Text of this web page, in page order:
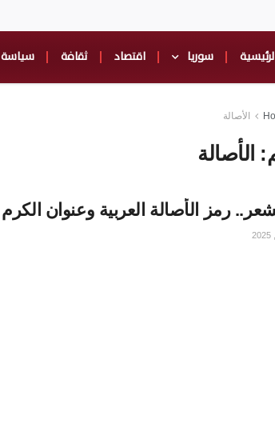
سوريا اقتصاد ثقافة سياسة
الأصالة
الأصالة
رمز الأصالة العربية وعنوان الكرم